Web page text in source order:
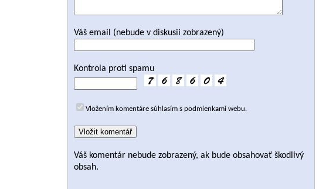
Váš email (nebude v diskusii zobrazený)
Kontrola proti spamu
Vložením komentáre súhlasím s podmienkami webu.
Váš komentár nebude zobrazený, ak bude obsahovať škodlivý
obsah.